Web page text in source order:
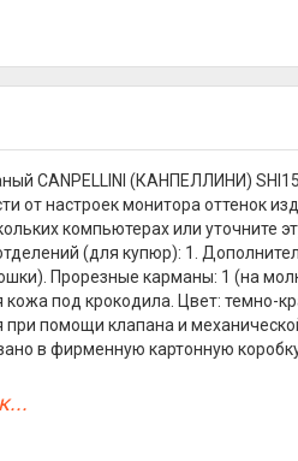
CANPELLINI (КАНПЕЛЛИНИ)
от настроек монитора оттенок
компьютерах или
(для купюр): 1.
Прорезные карманы: 1 (на
кожа под крокодила. Цвет: темно-
при помощи клапана и
в фирменную картонную